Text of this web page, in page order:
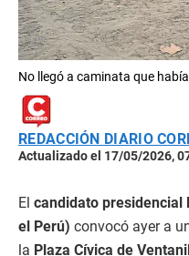
No llegó a caminata que
REDACCIÓN DIARIO
Actualizado el 17/05/2026,
El candidato presidencial
el Perú) convocó ayer a
la Plaza Cívica de